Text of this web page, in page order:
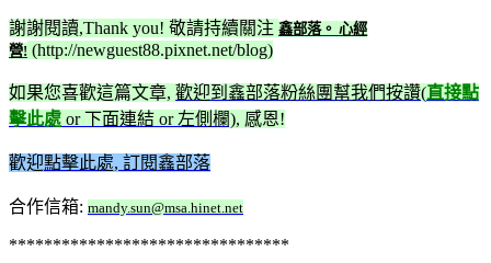
謝謝閱讀,Thank you! 敬請持續關注 鑫部落。 心經
營! (http://newguest88.pixnet.net/blog)
如果您喜歡這篇文章, 歡迎到鑫部落粉絲團幫我們按讚(直接點
擊此處 or 下面連結 or 左側欄), 感恩!
歡迎點擊此處, 訂閱鑫部落
合作信箱: mandy.sun@msa.hinet.net
********************************